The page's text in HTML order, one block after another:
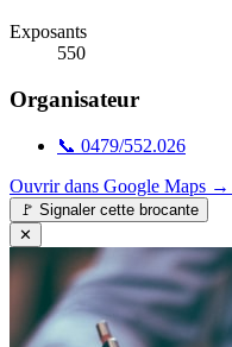
Exposants
550
Organisateur
📞 0479/552.026
Ouvrir dans Google Maps →
🚩 Signaler cette brocante
✕